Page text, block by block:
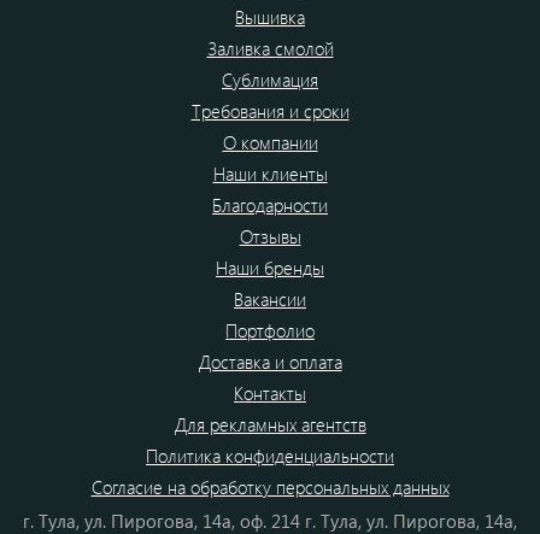
Вышивка
Заливка смолой
Сублимация
Требования и сроки
О компании
Наши клиенты
Благодарности
Отзывы
Наши бренды
Вакансии
Портфолио
Доставка и оплата
Контакты
Для рекламных агентств
Политика конфиденциальности
Согласие на обработку персональных данных
г. Тула, ул. Пирогова, 14а, оф. 214 г. Тула, ул. Пирогова, 14а,